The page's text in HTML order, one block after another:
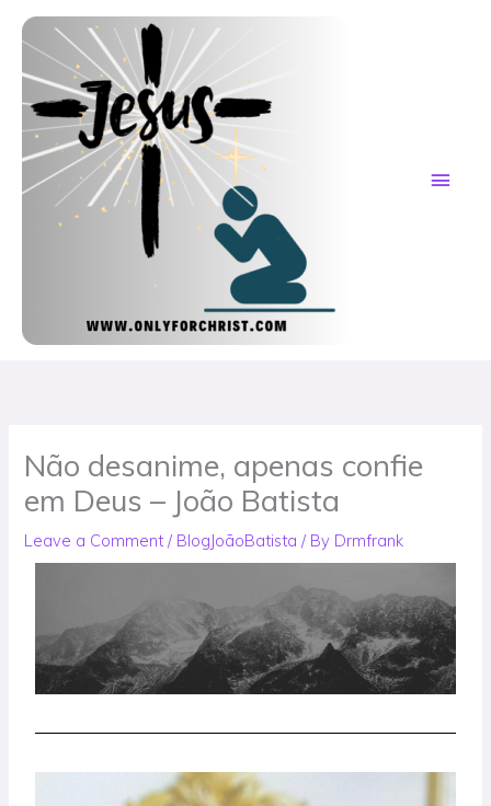
content
Não desanime, apenas confie
em Deus – João Batista
Leave a Comment / BlogJoãoBatista / By Drmfrank